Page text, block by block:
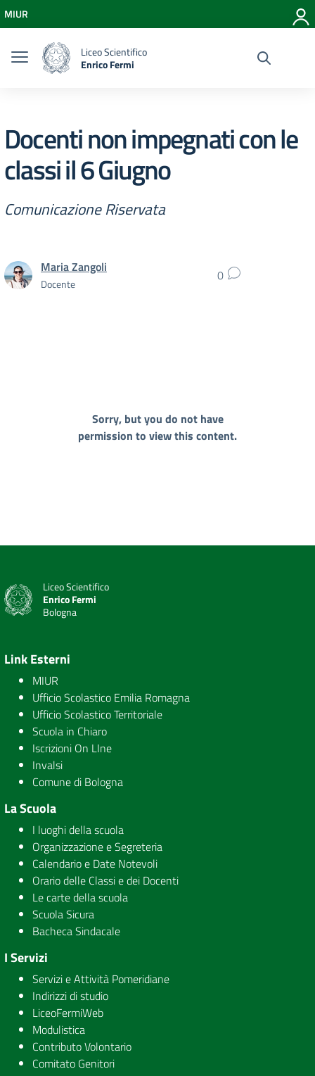
Vai al menu di navigazione
Vai al footer
MIUR
Liceo Scientifico
Enrico Fermi
Docenti non impegnati con le
classi il 6 Giugno
Comunicazione Riservata
Maria Zangoli
Docente 0
Sorry, but you do not have
permission to view this content.
Liceo Scientifico
Enrico Fermi
Bologna
Link Esterni
MIUR
Ufficio Scolastico Emilia Romagna
Ufficio Scolastico Territoriale
Scuola in Chiaro
Iscrizioni On LIne
Invalsi
Comune di Bologna
La Scuola
I luoghi della scuola
Organizzazione e Segreteria
Calendario e Date Notevoli
Orario delle Classi e dei Docenti
Le carte della scuola
Scuola Sicura
Bacheca Sindacale
I Servizi
Servizi e Attività Pomeridiane
Indirizzi di studio
LiceoFermiWeb
Modulistica
Contributo Volontario
Comitato Genitori